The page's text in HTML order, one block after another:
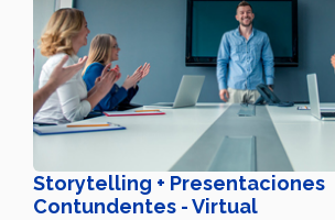
Storytelling + Presentaciones
Contundentes - Virtual